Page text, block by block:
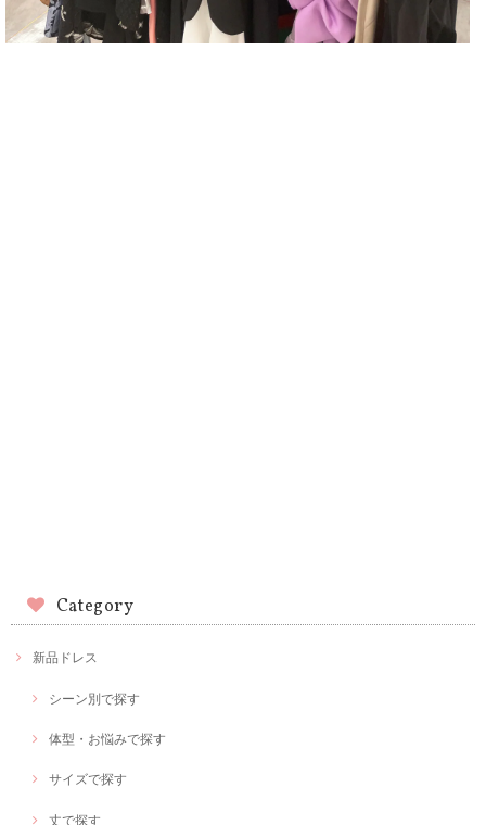
Category
新品ドレス
シーン別で探す
体型・お悩みで探す
サイズで探す
丈で探す